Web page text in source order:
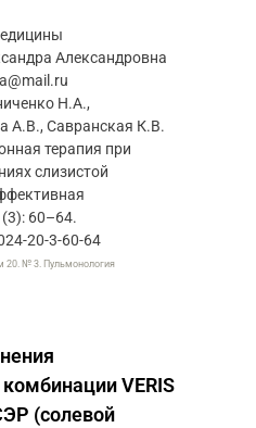
Александровна
Н.А.,
А.В., Савранская К.В.
терапия при
слизистой
60–64.
20-3-60-64
20. № 3. Пульмонология
VERIS
(солевой